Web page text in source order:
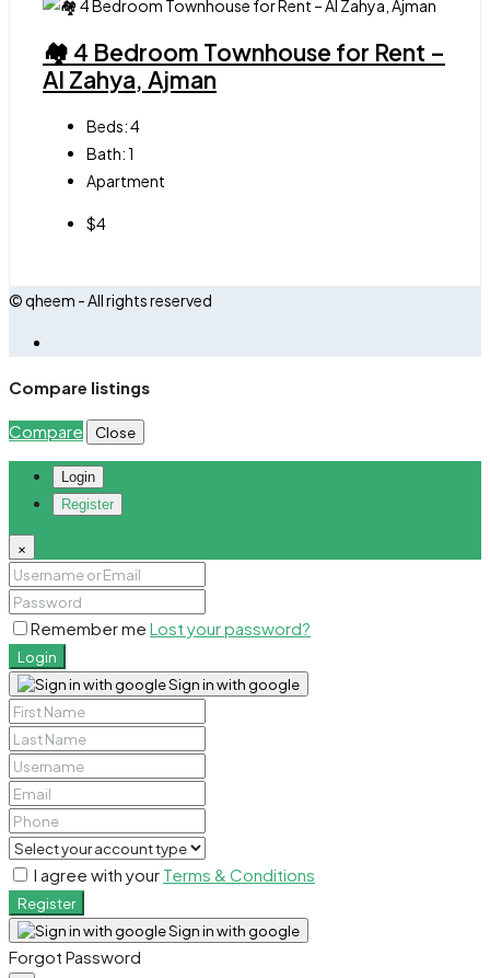
🏘 4 Bedroom Townhouse for Rent –
Al Zahya, Ajman
Beds:4
Bath:1
Apartment
$4
© qheem - All rights reserved
Compare listings
Compare Close
Login
Register
×
Remember me Lost your password?
Login
Sign in with google
I agree with your Terms & Conditions
Register
Sign in with google
Forgot Password